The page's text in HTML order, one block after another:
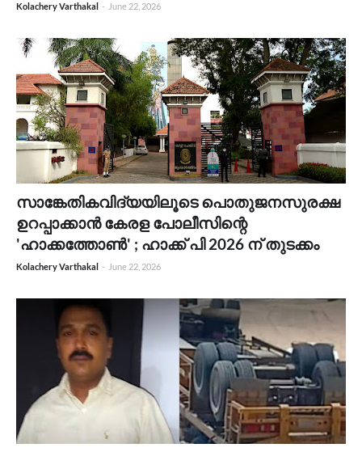
Kolachery Varthakal - June 22, 2026
സാങ്കേതികവിദ്യയിലൂടെ പൊതുജനസുരക്ഷ
ഉറപ്പാക്കാൻ കേരള പോലീസിന്റെ
'ഹാക്കത്തോൺ' ; ഹാക്ക് പി 2026 ന് തുടക്കം
Kolachery Varthakal - June 22, 2026